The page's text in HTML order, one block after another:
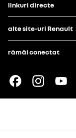
linkuri directe
alte site-uri Renault
rămâi conectat